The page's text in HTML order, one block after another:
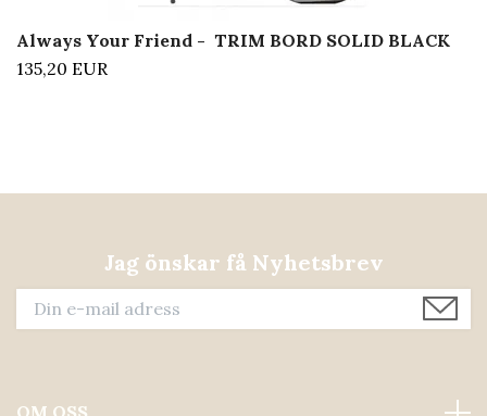
Always Your Friend - TRIM BORD SOLID BLACK
135,20 EUR
Jag önskar få Nyhetsbrev
OM OSS